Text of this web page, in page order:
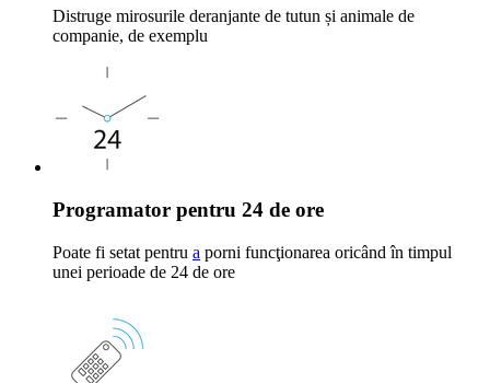
Distruge mirosurile deranjante de tutun și animale de
companie, de exemplu
Programator pentru 24 de ore
Poate fi setat pentru a porni funcţionarea oricând în timpul
unei perioade de 24 de ore